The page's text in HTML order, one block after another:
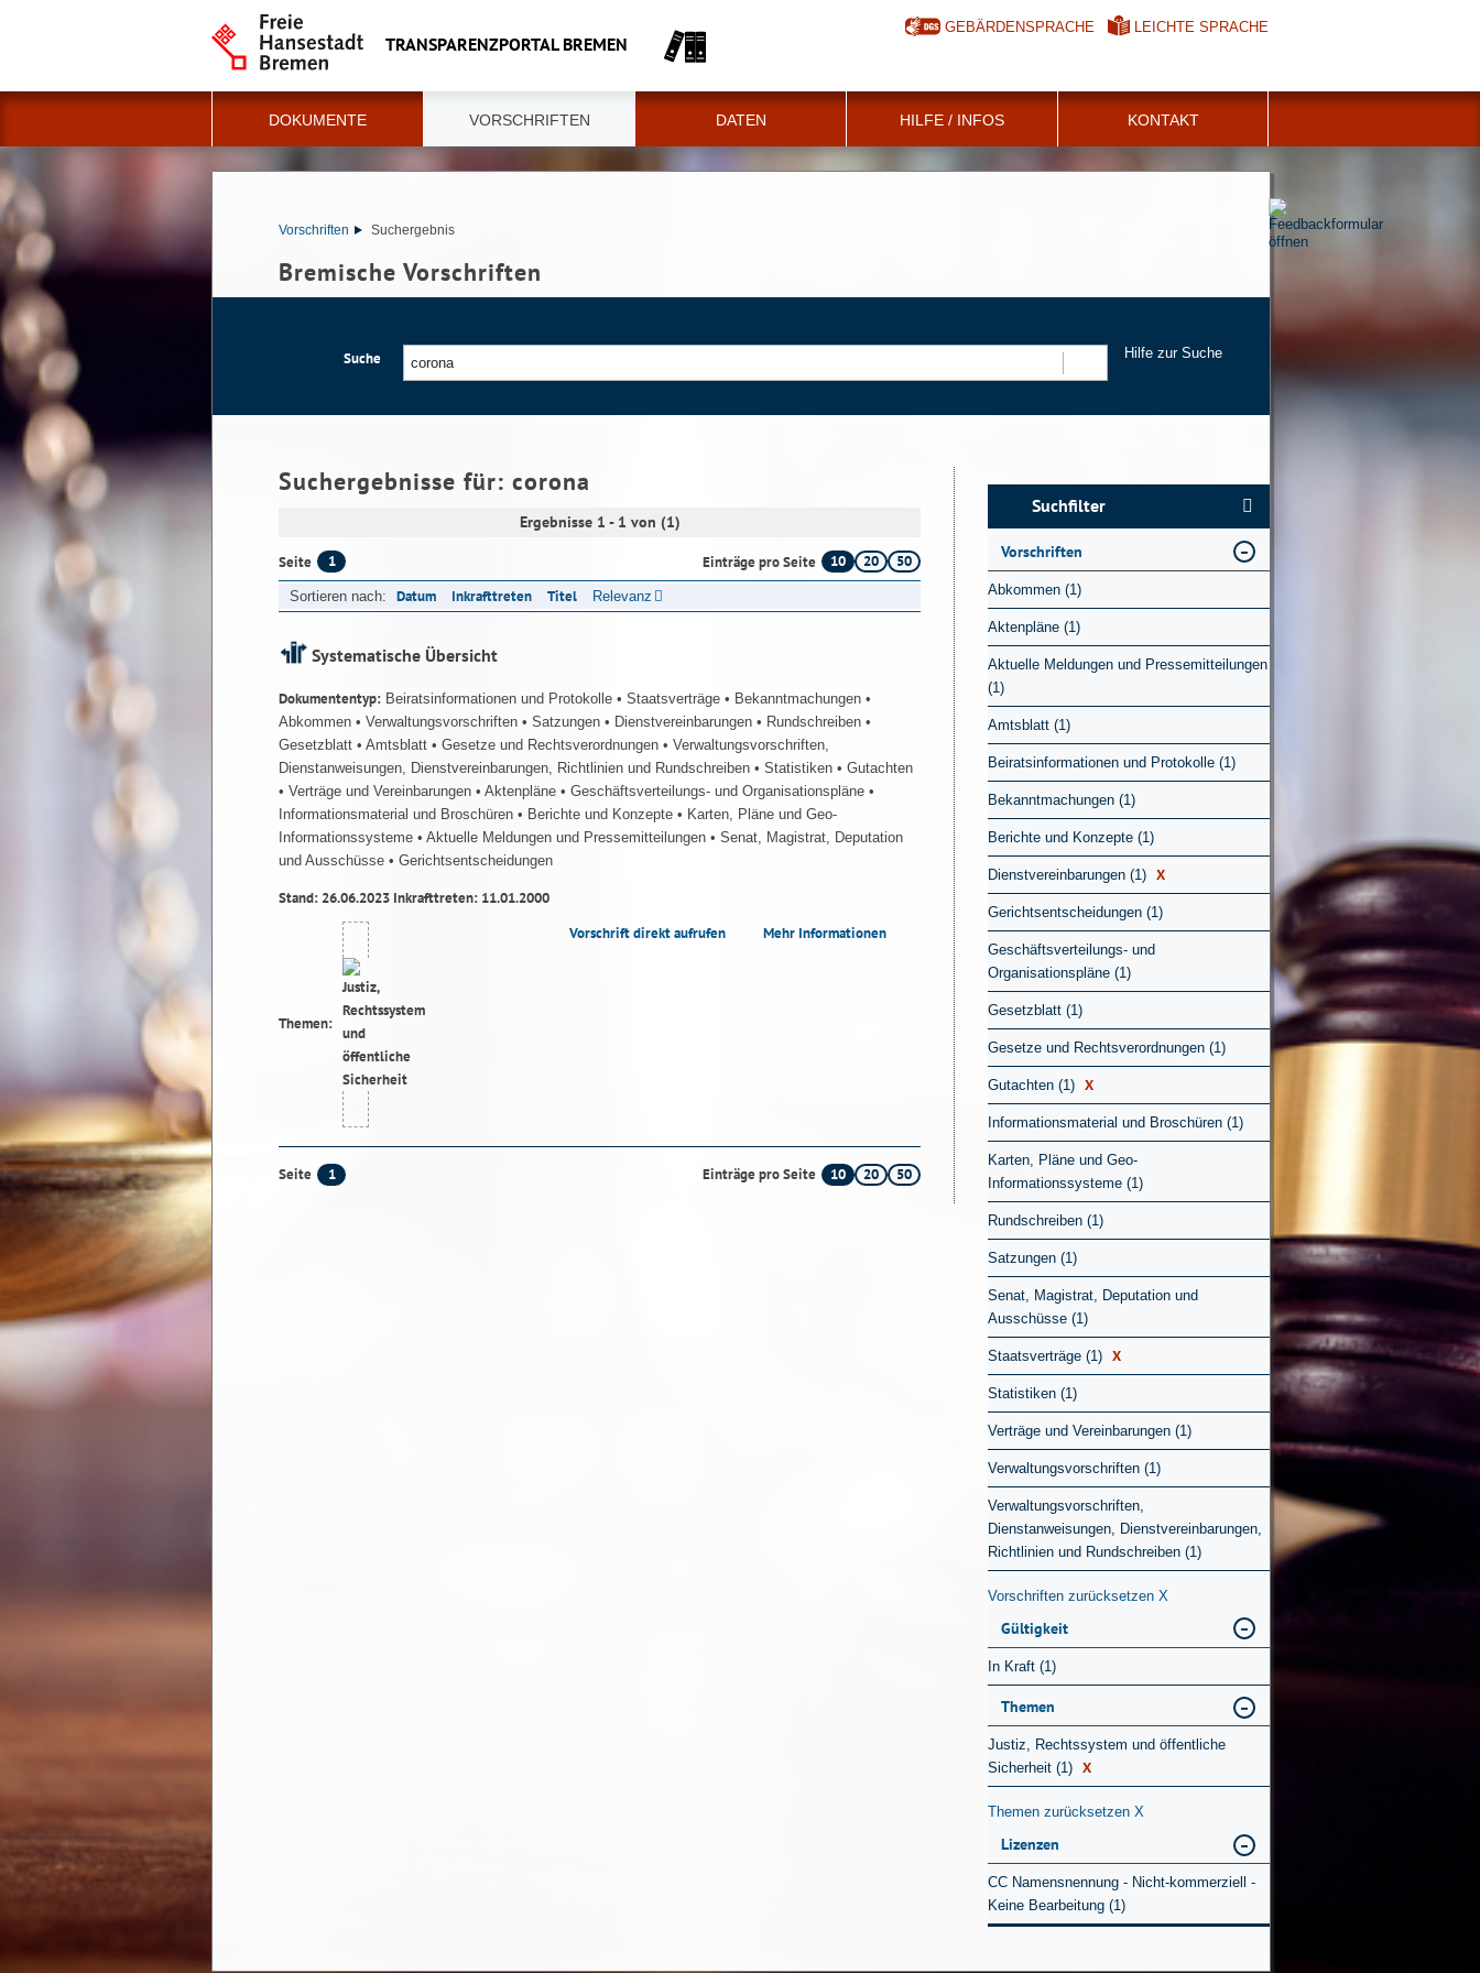
TRANSPARENZPORTAL BREMEN
GEBÄRDENSPRACHE LEICHTE SPRACHE
DOKUMENTE VORSCHRIFTEN DATEN HILFE / INFOS KONTAKT
Vorschriften Suchergebnis
Bremische Vorschriften
Suche Hilfe zur Suche
Suchergebnisse für: corona
Ergebnisse 1 - 1 von (1)
Seite 1 Einträge pro Seite 10 20 50
Sortieren nach: Datum Inkrafttreten Titel Relevanz
Systematische Übersicht
Dokumententyp: Beiratsinformationen und Protokolle • Staatsverträge • Bekanntmachungen •
Abkommen • Verwaltungsvorschriften • Satzungen • Dienstvereinbarungen • Rundschreiben •
Gesetzblatt • Amtsblatt • Gesetze und Rechtsverordnungen • Verwaltungsvorschriften,
Dienstanweisungen, Dienstvereinbarungen, Richtlinien und Rundschreiben • Statistiken • Gutachten
• Verträge und Vereinbarungen • Aktenpläne • Geschäftsverteilungs- und Organisationspläne •
Informationsmaterial und Broschüren • Berichte und Konzepte • Karten, Pläne und Geo-
Informationssysteme • Aktuelle Meldungen und Pressemitteilungen • Senat, Magistrat, Deputation
und Ausschüsse • Gerichtsentscheidungen
Stand: 26.06.2023 Inkrafttreten: 11.01.2000
Themen:
Vorschrift direkt aufrufen Mehr Informationen
Seite 1 Einträge pro Seite 10 20 50
Suchfilter
Vorschriften
Abkommen (1)
Aktenpläne (1)
Aktuelle Meldungen und Pressemitteilungen
(1)
Amtsblatt (1)
Beiratsinformationen und Protokolle (1)
Bekanntmachungen (1)
Berichte und Konzepte (1)
Dienstvereinbarungen (1) X
Gerichtsentscheidungen (1)
Geschäftsverteilungs- und
Organisationspläne (1)
Gesetzblatt (1)
Gesetze und Rechtsverordnungen (1)
Gutachten (1) X
Informationsmaterial und Broschüren (1)
Karten, Pläne und Geo-
Informationssysteme (1)
Rundschreiben (1)
Satzungen (1)
Senat, Magistrat, Deputation und
Ausschüsse (1)
Staatsverträge (1) X
Statistiken (1)
Verträge und Vereinbarungen (1)
Verwaltungsvorschriften (1)
Verwaltungsvorschriften,
Dienstanweisungen, Dienstvereinbarungen,
Richtlinien und Rundschreiben (1)
Vorschriften zurücksetzen X
Gültigkeit
In Kraft (1)
Themen
Justiz, Rechtssystem und öffentliche
Sicherheit (1) X
Themen zurücksetzen X
Lizenzen
CC Namensnennung - Nicht-kommerziell -
Keine Bearbeitung (1)